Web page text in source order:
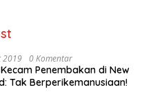
2019 0 Komentar
Penembakan di New
Tak Berperikemanusiaan!